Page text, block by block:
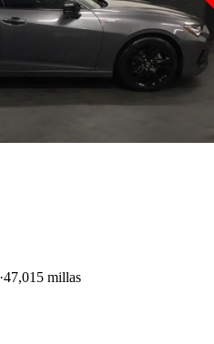
47,015 millas